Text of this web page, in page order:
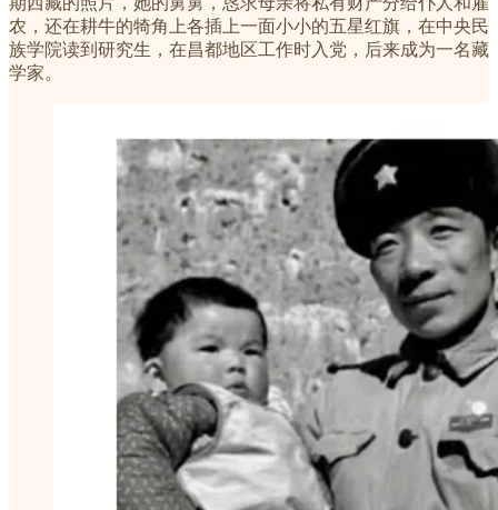
农，还在耕牛的犄角上各插上一面小小的五星红旗，在中央民
族学院读到研究生，在昌都地区工作时入党，后来成为一名藏
学家。